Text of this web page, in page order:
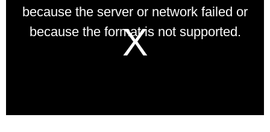
window.
because the server or network failed or
because the format is not supported.